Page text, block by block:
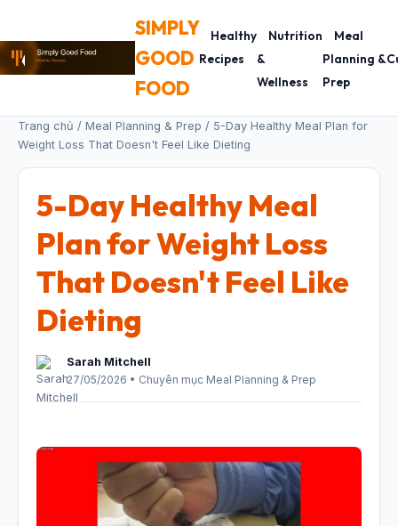
SIMPLY
GOOD
FOOD
Healthy
Recipes
Nutrition
&
Wellness
Meal
Planning &
Prep
Trang chủ / Meal Planning & Prep / 5-Day Healthy Meal Plan for
Weight Loss That Doesn't Feel Like Dieting
5-Day Healthy Meal
Plan for Weight Loss
That Doesn't Feel Like
Dieting
Sarah Mitchell
27/05/2026 • Chuyên mục Meal Planning & Prep